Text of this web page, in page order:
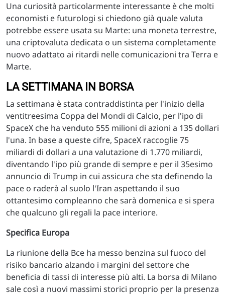
Una curiosità particolarmente interessante è che molti
economisti e futurologi si chiedono già quale valuta
potrebbe essere usata su Marte: una moneta terrestre,
una criptovaluta dedicata o un sistema completamente
nuovo adattato ai ritardi nelle comunicazioni tra Terra e
Marte.
LA SETTIMANA IN BORSA
La settimana è stata contraddistinta per l'inizio della
ventitreesima Coppa del Mondi di Calcio, per l'ipo di
SpaceX che ha venduto 555 milioni di azioni a 135 dollari
l'una. In base a queste cifre, SpaceX raccoglie 75
miliardi di dollari a una valutazione di 1.770 miliardi,
diventando l'ipo più grande di sempre e per il 35esimo
annuncio di Trump in cui assicura che sta definendo la
pace o raderà al suolo l'Iran aspettando il suo
ottantesimo compleanno che sarà domenica e si spera
che qualcuno gli regali la pace interiore.
Specifica Europa
La riunione della Bce ha messo benzina sul fuoco del
risiko bancario alzando i margini del settore che
beneficia di tassi di interesse più alti. La borsa di Milano
sale così a nuovi massimi storici proprio per la presenza